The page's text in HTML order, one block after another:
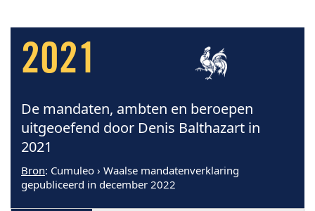
2021
De mandaten, ambten en beroepen
uitgeoefend door Denis Balthazart in
2021
Bron: Cumuleo › Waalse mandatenverklaring
gepubliceerd in december 2022